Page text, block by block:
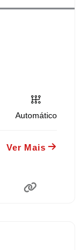
Automático
Ver Mais